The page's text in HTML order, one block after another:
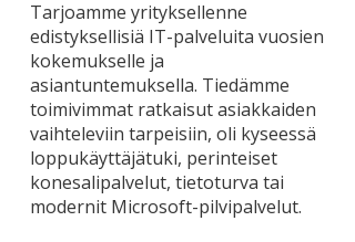
Tarjoamme yrityksellenne
edistyksellisiä IT-palveluita vuosien
kokemukselle ja
asiantuntemuksella. Tiedämme
toimivimmat ratkaisut asiakkaiden
vaihteleviin tarpeisiin, oli kyseessä
loppukäyttäjätuki, perinteiset
konesalipalvelut, tietoturva tai
modernit Microsoft-pilvipalvelut.